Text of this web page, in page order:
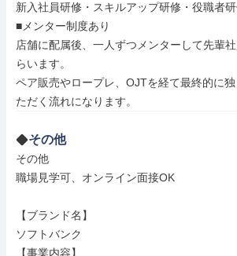
新入社員研修・スキルアップ研修・役職者
■メンター制度あり
店舗に配属後、一人ずつメンターして先輩
らいます。
ペア販売やロープレ、OJTを経て最終的に
その他
その他
職場見学可、オンライン面接OK
【ブランド名】
ソフトバンク
【事業内容】